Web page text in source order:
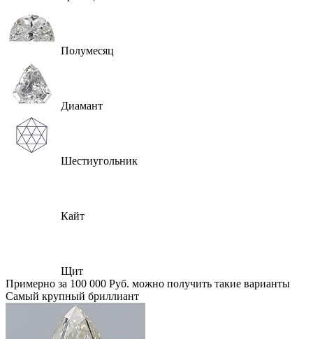
Полумесяц
Диамант
Шестиугольник
Кайт
Щит
Примерно за 100 000 Руб. можно получить такие варианты
Самый крупный бриллиант